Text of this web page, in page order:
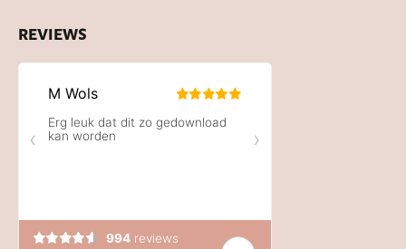
REVIEWS